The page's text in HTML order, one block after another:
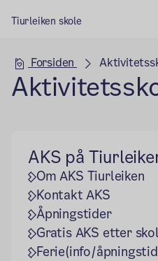
Tiurleiken skole
Forsiden
AKS på
Om AKS Tiurleiken
Kontakt AKS
Åpningstider
Gratis AKS etter
Ferie(info/